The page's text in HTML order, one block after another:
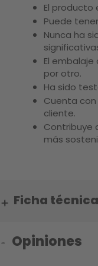
El producto
Puede
Nunca ha
El
por otro.
Ha sido
Cuenta
cliente.
Contribuye
más
Ficha técnica
Opiniones